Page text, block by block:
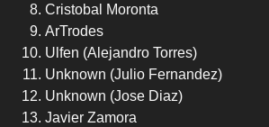
Cristobal Moronta
ArTrodes
Ulfen (Alejandro Torres)
Unknown (Julio Fernandez)
Unknown (Jose Diaz)
Javier Zamora